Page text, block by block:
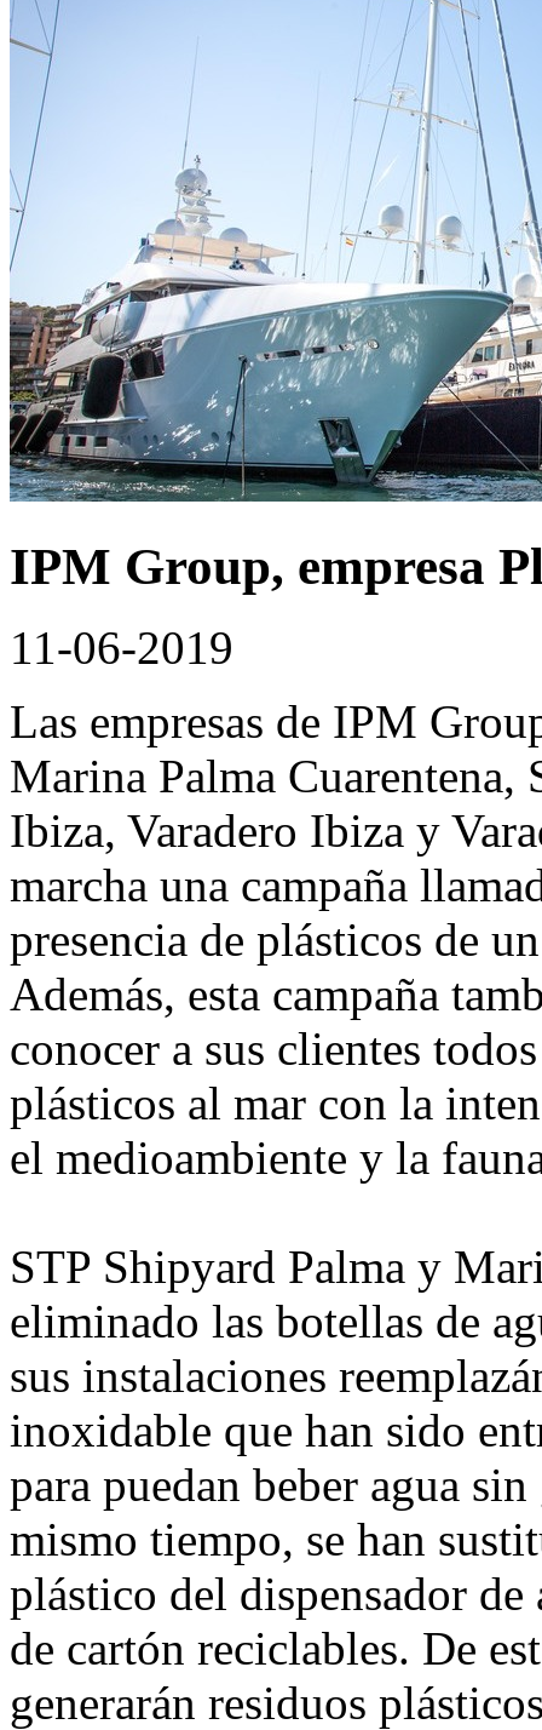
IPM Group, empresa
11-06-2019
Las empresas de IPM
Marina Palma
Ibiza, Varadero Ibiza y
marcha una campaña
presencia de plásticos de
Además, esta campaña
conocer a sus clientes
plásticos al mar con la
el medioambiente y la
STP Shipyard Palma y
eliminado las botellas de
sus instalaciones
inoxidable que han sido
para puedan beber agua
mismo tiempo, se han
plástico del dispensador de
de cartón reciclables. De
generarán residuos